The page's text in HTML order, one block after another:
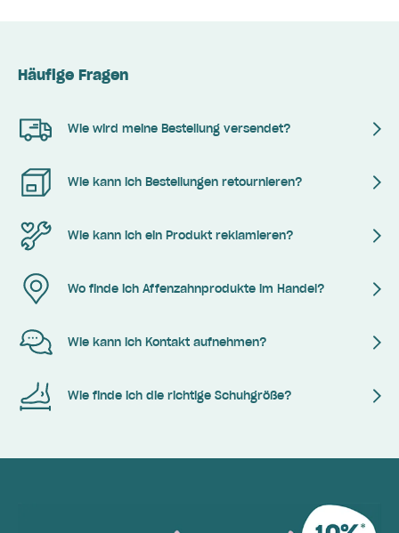
Häufige Fragen
Wie wird meine Bestellung versendet?
Wie kann ich Bestellungen retournieren?
Wie kann ich ein Produkt reklamieren?
Wo finde ich Affenzahnprodukte im Handel?
Wie kann ich Kontakt aufnehmen?
Wie finde ich die richtige Schuhgröße?